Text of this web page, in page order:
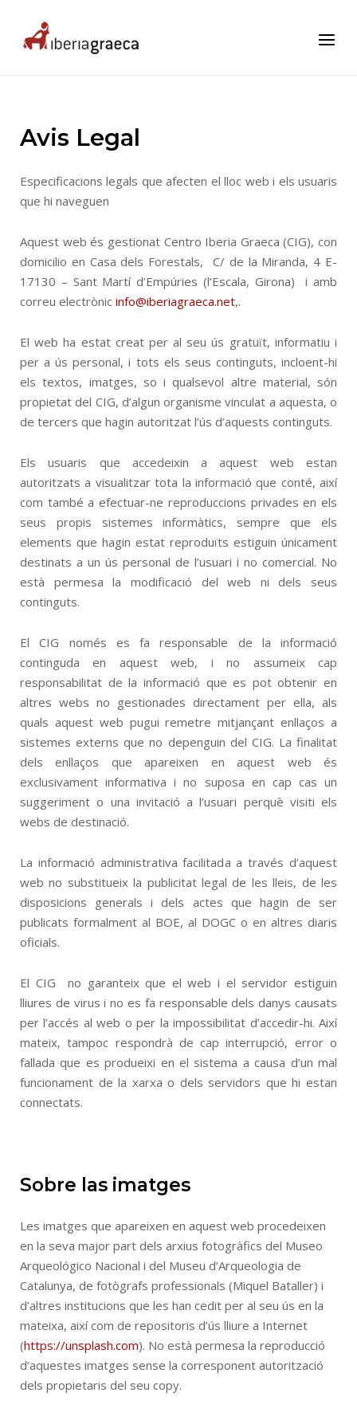
content
Home Menu
Avis Legal
Especificacions legals que afecten el lloc web i els usuaris
que hi naveguen
Aquest web és gestionat Centro Iberia Graeca (CIG), con
domicilio en Casa dels Forestals, C/ de la Miranda, 4 E-
17130 – Sant Martí d’Empúries (l’Escala, Girona) i amb
correu electrònic info@iberiagraeca.net,.
El web ha estat creat per al seu ús gratuït, informatiu i
per a ús personal, i tots els seus continguts, incloent-hi
els textos, imatges, so i qualsevol altre material, són
propietat del CIG, d’algun organisme vinculat a aquesta, o
de tercers que hagin autoritzat l’ús d’aquests continguts.
Els usuaris que accedeixin a aquest web estan
autoritzats a visualitzar tota la informació que conté, així
com també a efectuar-ne reproduccions privades en els
seus propis sistemes informàtics, sempre que els
elements que hagin estat reproduïts estiguin únicament
destinats a un ús personal de l’usuari i no comercial. No
està permesa la modificació del web ni dels seus
continguts.
El CIG només es fa responsable de la informació
continguda en aquest web, i no assumeix cap
responsabilitat de la informació que es pot obtenir en
altres webs no gestionades directament per ella, als
quals aquest web pugui remetre mitjançant enllaços a
sistemes externs que no depenguin del CIG. La finalitat
dels enllaços que apareixen en aquest web és
exclusivament informativa i no suposa en cap cas un
suggeriment o una invitació a l’usuari perquè visiti els
webs de destinació.
La informació administrativa facilitada a través d’aquest
web no substitueix la publicitat legal de les lleis, de les
disposicions generals i dels actes que hagin de ser
publicats formalment al BOE, al DOGC o en altres diaris
oficials.
El CIG no garanteix que el web i el servidor estiguin
lliures de virus i no es fa responsable dels danys causats
per l’accés al web o per la impossibilitat d’accedir-hi. Així
mateix, tampoc respondrà de cap interrupció, error o
fallada que es produeixi en el sistema a causa d’un mal
funcionament de la xarxa o dels servidors que hi estan
connectats.
Sobre las imatges
Les imatges que apareixen en aquest web procedeixen
en la seva major part dels arxius fotogràfics del Museo
Arqueológico Nacional i del Museu d’Arqueologia de
Catalunya, de fotògrafs professionals (Miquel Bataller) i
d’altres institucions que les han cedit per al seu ús en la
mateixa, així com de repositoris d’ús lliure a Internet
(https://unsplash.com). No està permesa la reproducció
d’aquestes imatges sense la corresponent autorització
dels propietaris del seu copy.